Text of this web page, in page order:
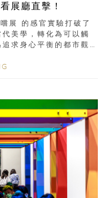
廳直擊！
的感官實驗打破了
美學，轉化為可以觸
求身心平衡的都市觀